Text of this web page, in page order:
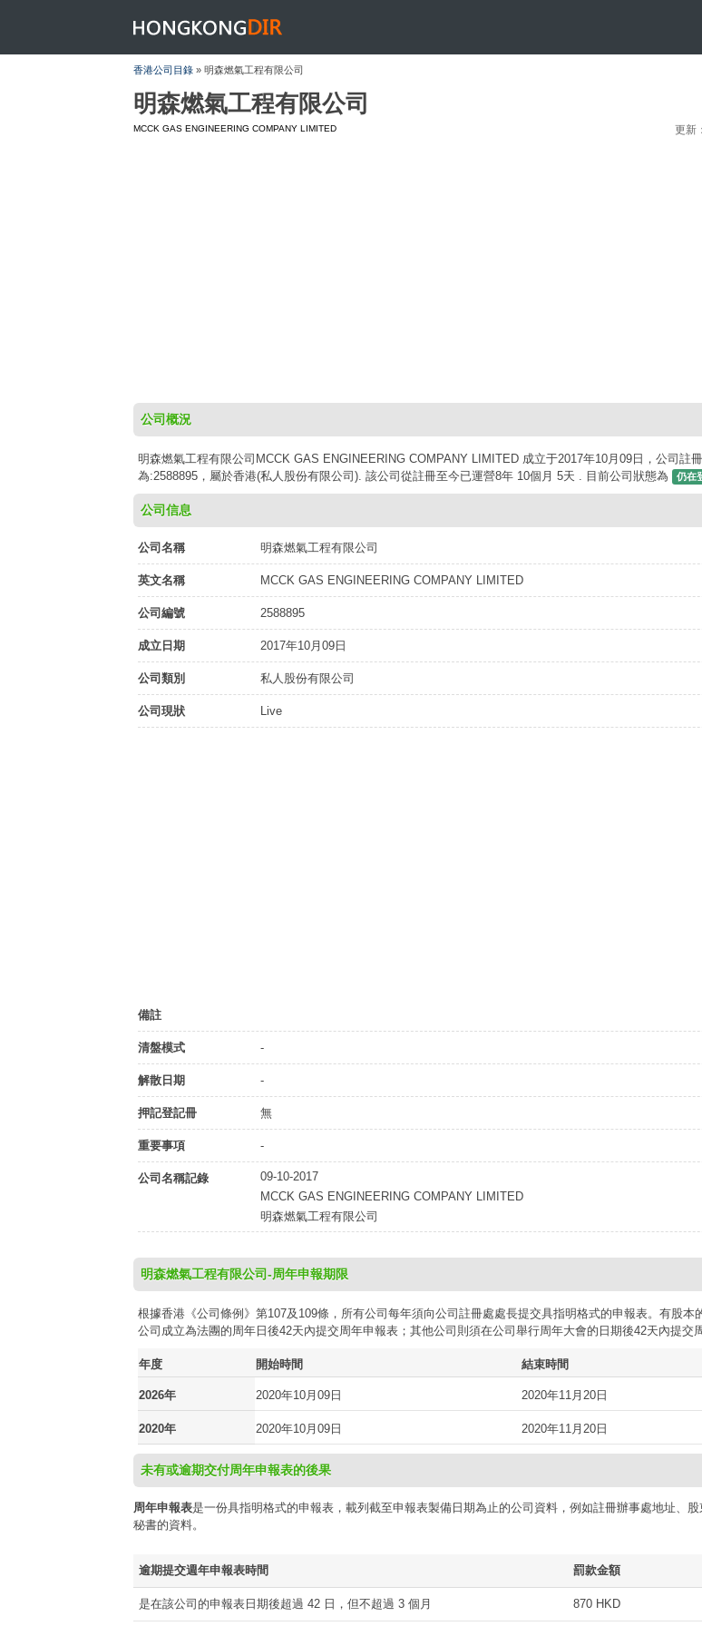
HONGKONGDIR
香港公司目錄 » 明森燃氣工程有限公司
明森燃氣工程有限公司
MCCK GAS ENGINEERING COMPANY LIMITED 更新
公司概況
明森燃氣工程有限公司MCCK GAS ENGINEERING COMPANY LIMITED 成立于2017年10月09日，公司註
為:2588895，屬於香港(私人股份有限公司). 該公司從註冊至今已運營8年 10個月 5天 . 目前公司狀態為
仍在
公司信息
公司名稱 明森燃氣工程有限公司
英文名稱 MCCK GAS ENGINEERING COMPANY LIMITED
公司編號 2588895
成立日期 2017年10月09日
公司類別 私人股份有限公司
公司現狀 Live
備註
清盤模式 -
解散日期 -
押記登記冊 無
重要事項 -
公司名稱記錄
09-10-2017
MCCK GAS ENGINEERING COMPANY LIMITED
明森燃氣工程有限公司
明森燃氣工程有限公司-周年申報期限
根據香港《公司條例》第107及109條，所有公司每年須向公司註冊處處長提交具指明格式的申報表。有股本
公司成立為法團的周年日後42天內提交周年申報表；其他公司則須在公司舉行周年大會的日期後42天內提交
年度 開始時間 結束時間
2026年 2020年10月09日 2020年11月20日
2020年 2020年10月09日 2020年11月20日
未有或逾期交付周年申報表的後果
周年申報表是一份具指明格式的申報表，載列截至申報表製備日期為止的公司資料，例如註冊辦事處地址、股
秘書的資料。
逾期提交週年申報表時間 罰款金額
是在該公司的申報表日期後超過 42 日，但不超過 3 個月 870 HKD